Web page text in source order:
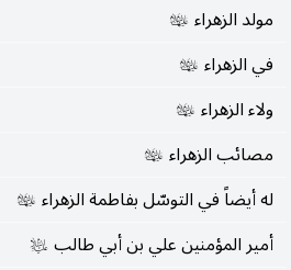
مولد الزهراء عليها‌السلام
في الزهراء عليها‌السلام
ولاء الزهراء عليها‌السلام
مصائب الزهراء عليها‌السلام
له أيضاً في التوسّل بفاطمة الزهراء عليها‌السلام
أمير المؤمنين علي بن أبي طالب عليه‌السلام
ينذر الجائرين في
كل عصرٍ
لم تثر للضلال
والطيش والعرش
إنّما ثرتَ كالنبوّات